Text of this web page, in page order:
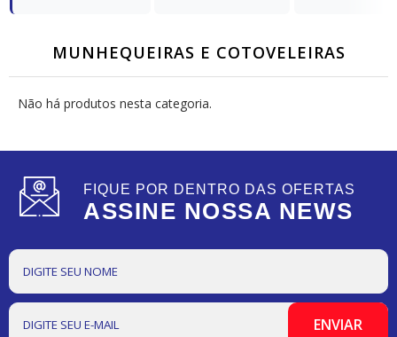
MUNHEQUEIRAS E COTOVELEIRAS
Não há produtos nesta categoria.
FIQUE POR DENTRO DAS OFERTAS
ASSINE NOSSA NEWS